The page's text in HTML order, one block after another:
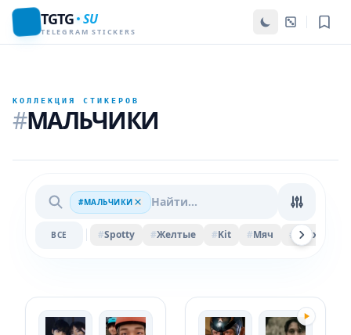
TGTG SU
TELEGRAM STICKERS
КОЛЛЕКЦИЯ СТИКЕРОВ
#МАЛЬЧИКИ
#МАЛЬЧИКИ
ВСЕ #Spotty #Желтые #Kit #Мяч # Felix